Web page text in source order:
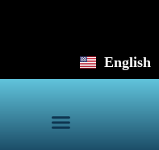
English